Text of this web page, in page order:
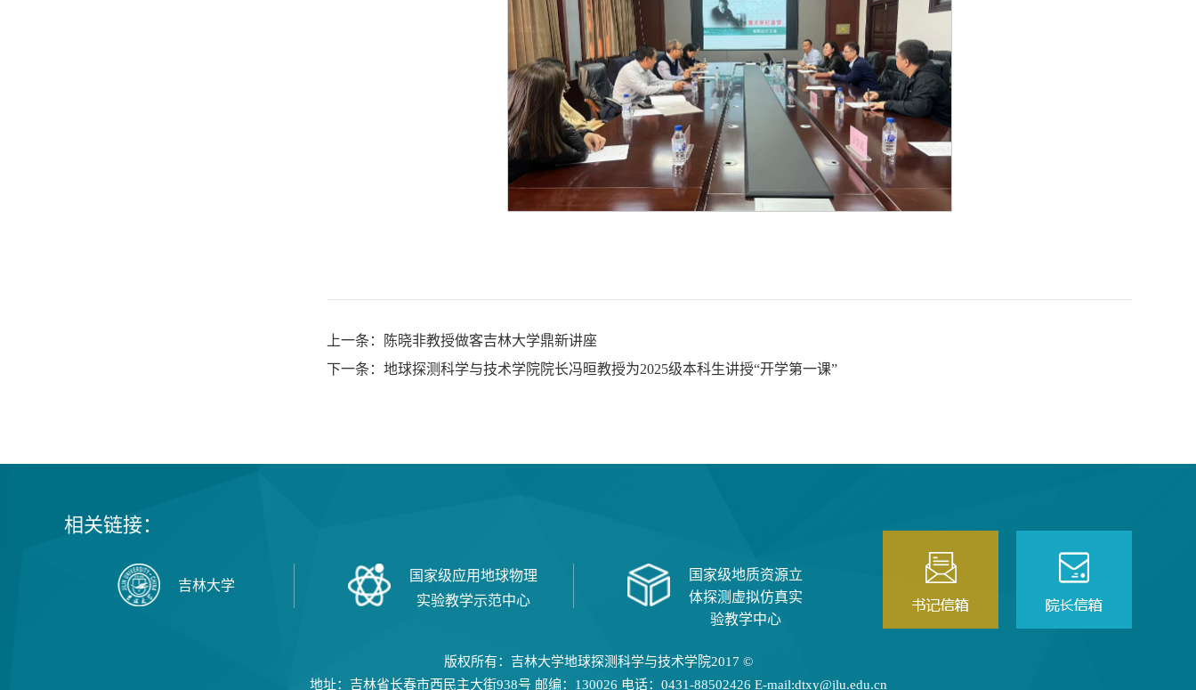
上一条：陈晓非教授做客吉林大学鼎新讲座
下一条：地球探测科学与技术学院院长冯晅教授为2025级本科生讲授“开学第一课”
相关链接：
吉林大学
国家级应用地球物理
实验教学示范中心
国家级地质资源立
体探测虚拟仿真实
验教学中心
版权所有：吉林大学地球探测科学与技术学院2017 ©
地址：吉林省长春市西民主大街938号 邮编：130026 电话：0431-88502426 E-mail:dtxy@jlu.edu.cn